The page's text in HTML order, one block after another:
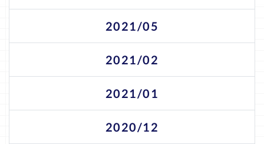
2021/05
2021/02
2021/01
2020/12